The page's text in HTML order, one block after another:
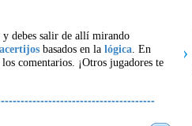
y debes salir de allí mirando
acertijos basados en lalógica. En
comentarios. ¡Otros jugadores te